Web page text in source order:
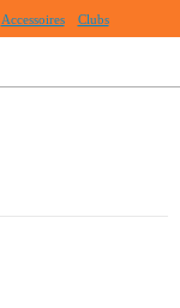
Accessoires Clubs